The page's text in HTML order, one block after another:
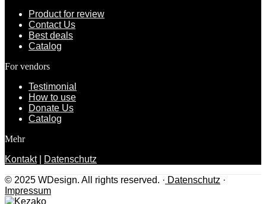
Product for review
Contact Us
Best deals
Catalog
For vendors
Testimonial
How to use
Donate Us
Catalog
Mehr
Kontakt| Datenschutz
© 2025 WDesign. All rights reserved. · Datenschutz ·
Impressum